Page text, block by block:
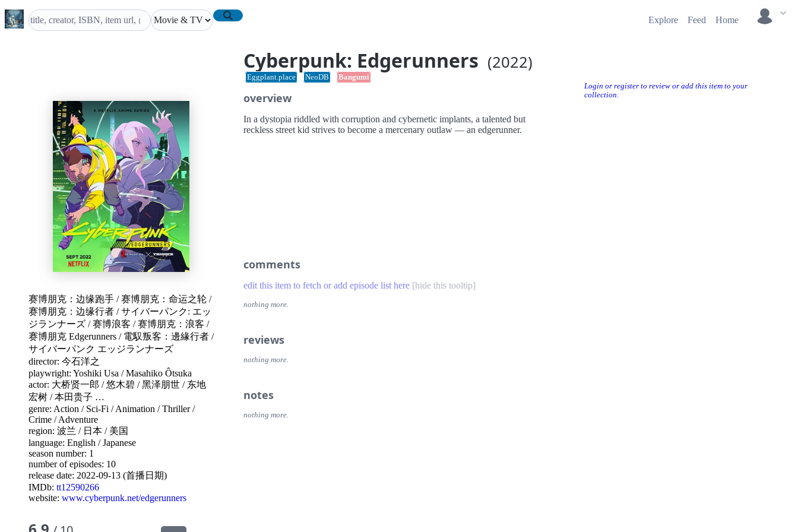
Explore Feed Home
Cyberpunk: Edgerunners (2022)
Eggplant.place NeoDB
Bangumi
Login or register to review or add this item to your
collection.
赛博朋克：边缘跑手 /赛博朋克：命运之轮 /
赛博朋克：边缘行者 /サイバーパンク: エッ
ジランナーズ /赛博浪客 /赛博朋克：浪客 /
赛博朋克 Edgerunners / 電馭叛客：邊緣行者 /
サイバーパンク エッジランナーズ
director: 今石洋之
playwright: Yoshiki Usa /Masahiko Ôtsuka
actor: 大桥贤一郎 /悠木碧 /黑泽朋世 / 东地
宏树 /本田贵子 …
genre: Action / Sci-Fi /Animation /Thriller/
Crime /Adventure
region: 波兰 / 日本 / 美国
language: English /Japanese
season number: 1
number of episodes: 10
release date: 2022-09-13 (首播日期)
IMDb: tt12590266
website: www.cyberpunk.net/edgerunners
overview
In a dystopia riddled with corruption and cybernetic implants, a talented but
reckless street kid strives to become a mercenary outlaw — an edgerunner.
comments
edit this item to fetch or add episode list here [hide this tooltip]
nothing more.
reviews
nothing more.
notes
nothing more.